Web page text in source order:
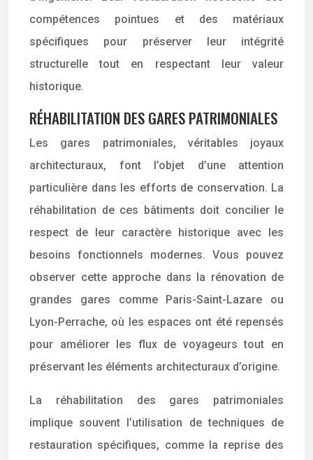
compétences pointues et des matériaux
spécifiques pour préserver leur intégrité
structurelle tout en respectant leur valeur
historique.
RÉHABILITATION DES GARES PATRIMONIALES
Les gares patrimoniales, véritables joyaux
architecturaux, font l’objet d’une attention
particulière dans les efforts de conservation. La
réhabilitation de ces bâtiments doit concilier le
respect de leur caractère historique avec les
besoins fonctionnels modernes. Vous pouvez
observer cette approche dans la rénovation de
grandes gares comme Paris-Saint-Lazare ou
Lyon-Perrache, où les espaces ont été repensés
pour améliorer les flux de voyageurs tout en
préservant les éléments architecturaux d’origine.
La réhabilitation des gares patrimoniales
implique souvent l’utilisation de techniques de
restauration spécifiques, comme la reprise des